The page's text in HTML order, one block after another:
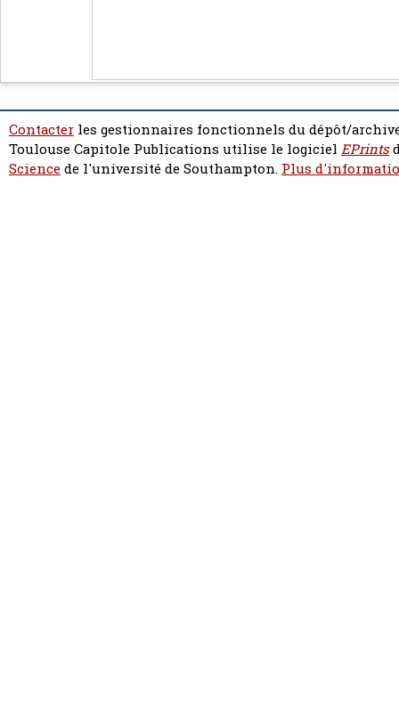
Contacter les gestionnaires fonctionnels du dépôt/
Toulouse Capitole Publications utilise le logiciel EPrints
Sciencede l'université de Southampton. Plus